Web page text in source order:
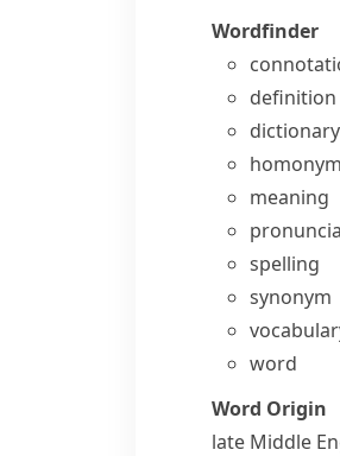
Wordfinder
definition
dictionary
homonym
meaning
spelling
synonym
word
Word Origin
late Middle